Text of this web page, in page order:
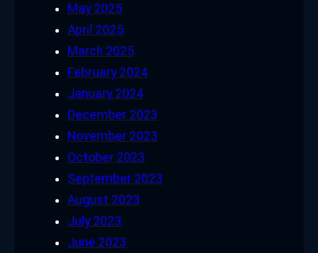
May 2025
April 2025
March 2025
February 2024
January 2024
December 2023
November 2023
October 2023
September 2023
August 2023
July 2023
June 2023